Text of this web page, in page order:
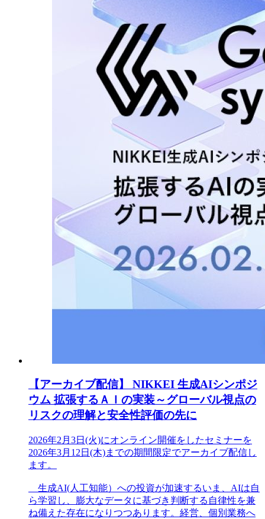
【アーカイブ配信】 NIKKEI 生成AIシンポジ
ウム 拡張するＡＩの実装～グローバル視点の
リスクの理解と安全性評価の先に
2026年2月3日(火)にオンライン開催をしたセミナーを
2026年3月12日(木)までの期間限定でアーカイブ配信し
ます。
生成AI(人工知能）への投資が加速するいま、AIは自
ら学習し、膨大なデータに基づき判断する自律性を兼
ね備えた存在になりつつあります。経営、個別業務へ